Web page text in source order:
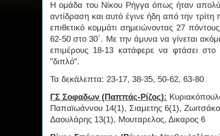
Η ομάδα του Νίκου Ρήγγα όπως ήταν
αντίδραση και αυτό έγινε ήδη από την
επιθετικό κομμάτι σημειώνοντας 27
62-50 στο 30΄. Με την άμυνα να γίνεται
επιμέρους 18-13 κατάφερε να φτάσει στο
"διπλό".
Τα δεκάλεπτα: 23-17, 38-35, 50-62, 63-80
ΓΣ Σοφαδων (Παππάς-Ρίζος):
Παπαϊωάννου 14(1), Σιαμετης 6(1),
Δαουλάρης 13(1), Μουταρελος, Δικαρος 6